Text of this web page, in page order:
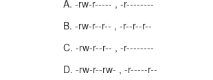
A. -rw-r----- , -r--------
B. -rw-r--r-- , -r--r--r--
C. -rw-r--r-- , -r--------
D. -rw-r--rw- , -r-----r--